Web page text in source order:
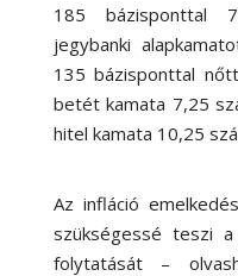
185 bázisponttal
jegybanki
135 bázisponttal
betét kamata 7,25
hitel kamata 10,25
Az infláció
szükségessé teszi
folytatását –